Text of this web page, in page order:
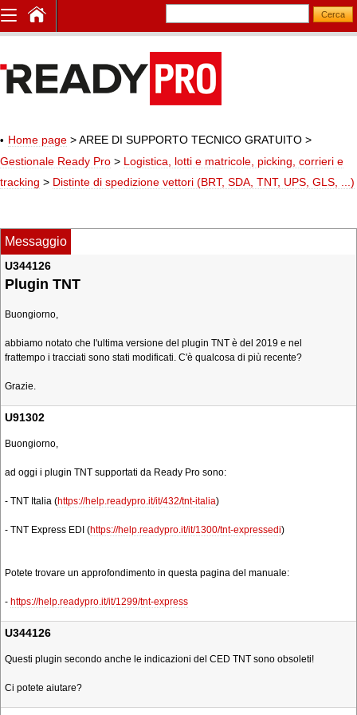
Home page > AREE DI SUPPORTO TECNICO GRATUITO >
Gestionale Ready Pro > Logistica, lotti e matricole, picking, corrieri e
tracking > Distinte di spedizione vettori (BRT, SDA, TNT, UPS, GLS, ...)
Messaggio
U344126
Plugin TNT
Buongiorno,
abbiamo notato che l'ultima versione del plugin TNT è del 2019 e nel
frattempo i tracciati sono stati modificati. C'è qualcosa di più recente?
Grazie.
U91302
Buongiorno,
ad oggi i plugin TNT supportati da Ready Pro sono:
- TNT Italia (https://help.readypro.it/it/432/tnt-italia)
- TNT Express EDI (https://help.readypro.it/it/1300/tnt-expressedi)
Potete trovare un approfondimento in questa pagina del manuale:
- https://help.readypro.it/it/1299/tnt-express
U344126
Questi plugin secondo anche le indicazioni del CED TNT sono obsoleti!
Ci potete aiutare?